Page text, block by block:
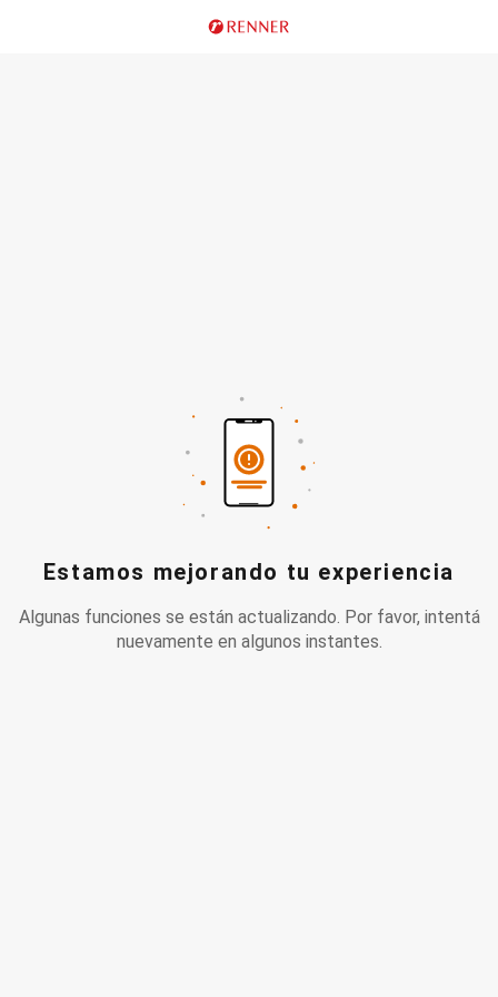
Estamos mejorando tu experiencia
Algunas funciones se están actualizando. Por favor, intentá
nuevamente en algunos instantes.